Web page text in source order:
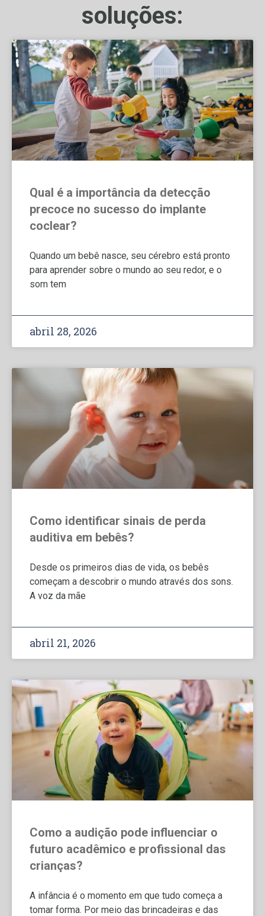
soluções:
Qual é a importância da detecção
precoce no sucesso do implante
coclear?
Quando um bebê nasce, seu cérebro está pronto
para aprender sobre o mundo ao seu redor, e o
som tem
abril 28, 2026
Como identificar sinais de perda
auditiva em bebês?
Desde os primeiros dias de vida, os bebês
começam a descobrir o mundo através dos sons.
A voz da mãe
abril 21, 2026
Como a audição pode influenciar o
futuro acadêmico e profissional das
crianças?
A infância é o momento em que tudo começa a
tomar forma. Por meio das brincadeiras e das